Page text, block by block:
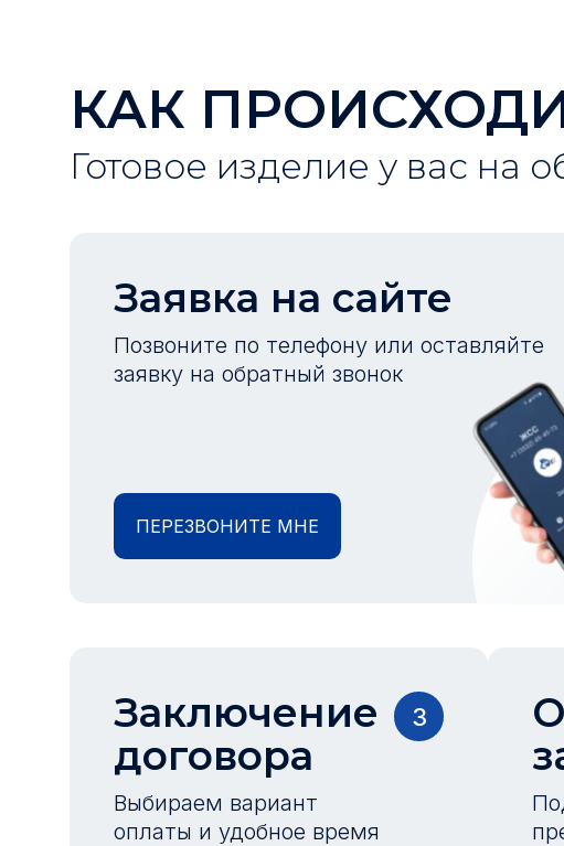
КАК
Готовое изделие у вас на
Заявка на сайте
Позвоните по телефону или оставляйте
заявку на обратный звонок
ПЕРЕЗВОНИТЕ МНЕ
Заключение
договора
Выбираем вариант
оплаты и удобное время
3